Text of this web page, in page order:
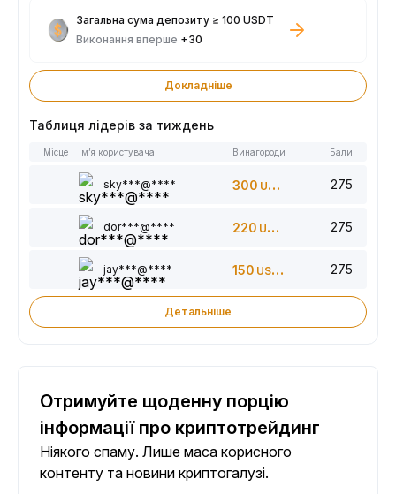
Загальна сума депозиту ≥ 100 USDT
Виконання вперше +30
Докладніше
Таблиця лідерів за тиждень
Місце Ім’я користувача Винагороди Бали
sky***@**** 300 USDT 275
dor***@**** 220 USDT 275
jay***@**** 150 USDT 275
Детальніше
Отримуйте щоденну порцію
інформації про криптотрейдинг
Ніякого спаму. Лише маса корисного
контенту та новини криптогалузі.